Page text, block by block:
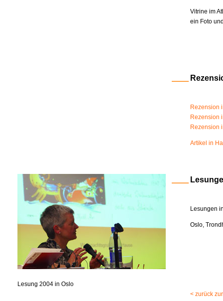
Vitrine im
ein Foto
Rezension
Rezension
Rezension
Artikel in
Lesung 2004 in Oslo
Lesungen
Oslo,
< zurück